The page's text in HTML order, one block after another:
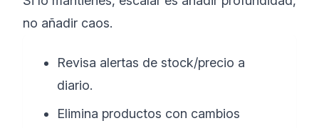
no añadir caos.
Revisa alertas de stock/precio a
diario.
Elimina productos con cambios